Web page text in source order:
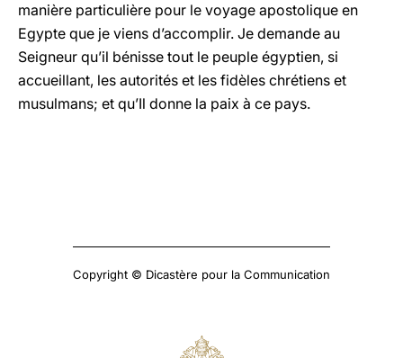
manière particulière pour le voyage apostolique en
Egypte que je viens d’accomplir. Je demande au
Seigneur qu’il bénisse tout le peuple égyptien, si
accueillant, les autorités et les fidèles chrétiens et
musulmans; et qu’Il donne la paix à ce pays.
Copyright © Dicastère pour la Communication